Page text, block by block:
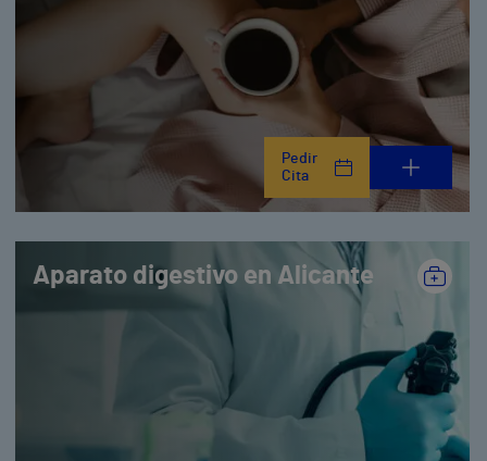
Pedir
Cita
Aparato digestivo en Alicante